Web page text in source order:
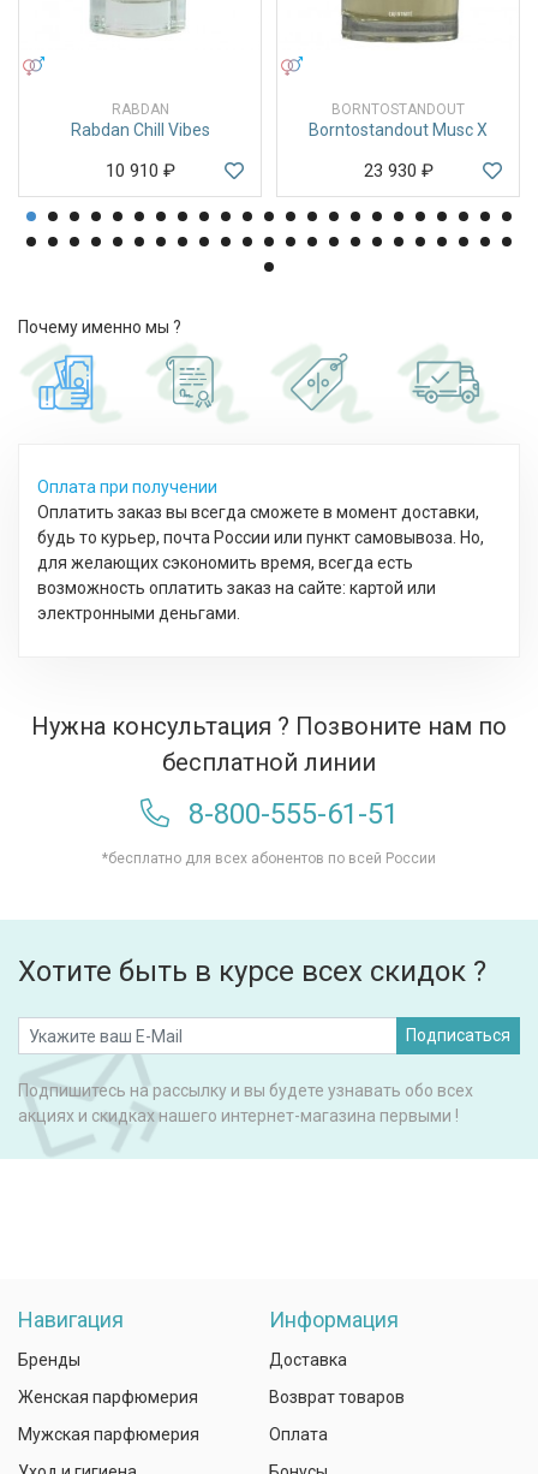
RABDAN
Rabdan Chill Vibes
10 910 ₽
BORNTOSTANDOUT
Borntostandout Musc X
23 930 ₽
Почему именно мы ?
Оплата при получении
Оплатить заказ вы всегда сможете в момент доставки,
будь то курьер, почта России или пункт самовывоза. Но,
для желающих сэкономить время, всегда есть
возможность оплатить заказ на сайте: картой или
электронными деньгами.
Нужна консультация ? Позвоните нам по
бесплатной линии
8-800-555-61-51
*бесплатно для всех абонентов по всей России
Хотите быть в курсе всех скидок ?
Подписаться
Подпишитесь на рассылку и вы будете узнавать обо всех
акциях и скидках нашего интернет-магазина первыми !
Навигация
Бренды
Женская парфюмерия
Мужская парфюмерия
Информация
Доставка
Возврат товаров
Оплата